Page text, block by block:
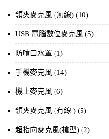
領夾麥克風 (無線) (10)
USB 電腦數位麥克風 (5)
防噴口水罩 (1)
手機麥克風 (14)
機上麥克風 (6)
領夾麥克風 (有線 ) (5)
超指向麥克風(槍型) (2)